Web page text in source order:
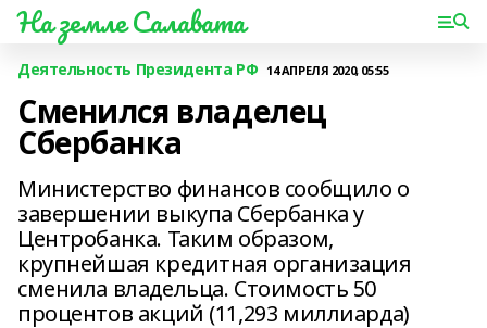
На земле Салавата
Деятельность Президента РФ 14 АПРЕЛЯ 2020, 05:55
Сменился владелец
Сбербанка
Министерство финансов сообщило о
завершении выкупа Сбербанка у
Центробанка. Таким образом,
крупнейшая кредитная организация
сменила владельца. Стоимость 50
процентов акций (11,293 миллиарда)